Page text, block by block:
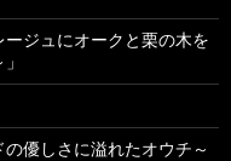
ージュにオークと栗の木を
優しさに溢れたオウチ～